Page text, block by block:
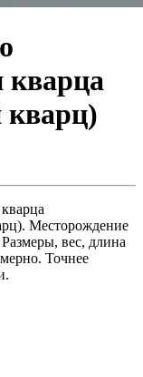
кварца
кварц)
Месторождение
вес, длина
Точнее